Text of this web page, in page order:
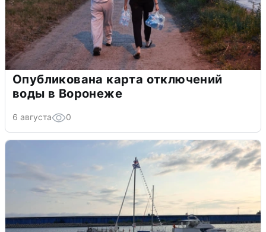
Опубликована карта отключений
воды в Воронеже
6 августа 0